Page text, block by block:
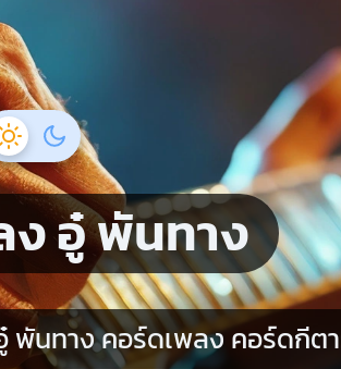
อู๋ พันทาง
พันทาง คอร์ดเพลง คอร์ดกีต